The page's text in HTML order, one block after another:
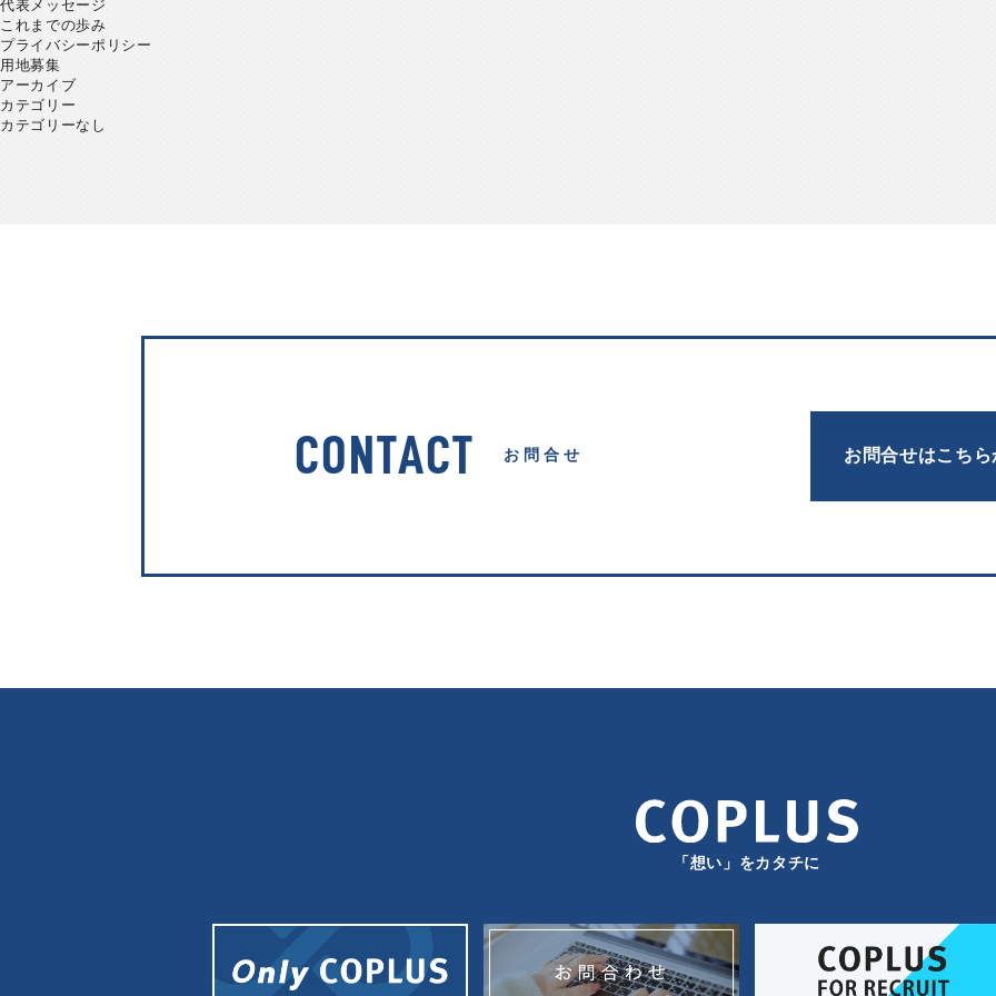
代表メッセージ
これまでの歩み
プライバシーポリシー
用地募集
アーカイブ
カテゴリー
カテゴリーなし
CONTACT お問合せ お問合せはこちら
「想い」をカタチに